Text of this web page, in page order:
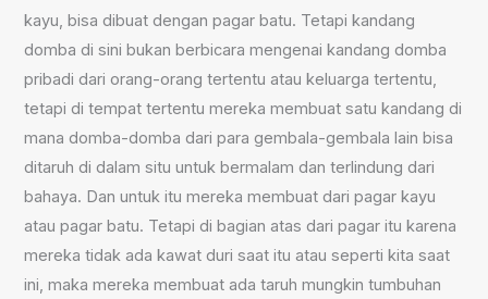
kayu, bisa dibuat dengan pagar batu. Tetapi kandang
domba di sini bukan berbicara mengenai kandang domba
pribadi dari orang-orang tertentu atau keluarga tertentu,
tetapi di tempat tertentu mereka membuat satu kandang di
mana domba-domba dari para gembala-gembala lain bisa
ditaruh di dalam situ untuk bermalam dan terlindung dari
bahaya. Dan untuk itu mereka membuat dari pagar kayu
atau pagar batu. Tetapi di bagian atas dari pagar itu karena
mereka tidak ada kawat duri saat itu atau seperti kita saat
ini, maka mereka membuat ada taruh mungkin tumbuhan